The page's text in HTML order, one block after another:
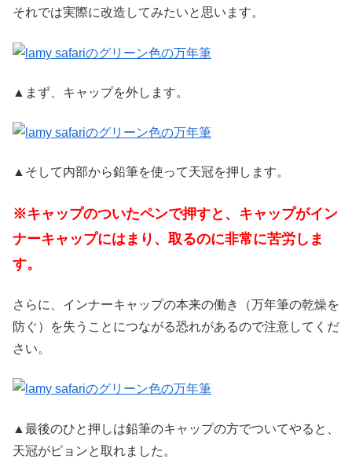
それでは実際に改造してみたいと思います。
▲まず、キャップを外します。
▲そして内部から鉛筆を使って天冠を押します。
※キャップのついたペンで押すと、キャップがイン
ナーキャップにはまり、取るのに非常に苦労しま
す。
さらに、インナーキャップの本来の働き（万年筆の乾燥を
防ぐ）を失うことにつながる恐れがあるので注意してくだ
さい。
▲最後のひと押しは鉛筆のキャップの方でついてやると、
天冠がピョンと取れました。